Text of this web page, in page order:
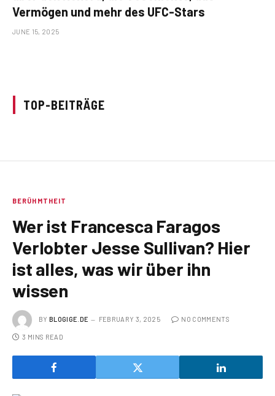
Vermögen und mehr des UFC-Stars
JUNE 15, 2025
TOP-BEITRÄGE
BERÜHMTHEIT
Wer ist Francesca Faragos
Verlobter Jesse Sullivan? Hier
ist alles, was wir über ihn
wissen
BY BLOGIGE.DE FEBRUARY 3, 2025 NO COMMENTS
3 MINS READ